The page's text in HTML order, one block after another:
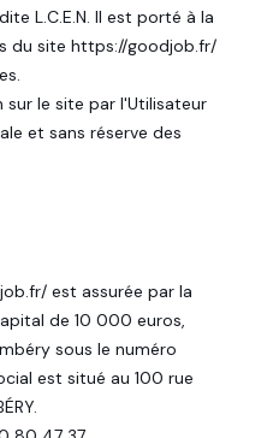
L.C.E.N. Il est porté à la
du site https://goodjob.fr/
sur le site par l'Utilisateur
et sans réserve des
est assurée par la
de 10 000 euros,
sous le numéro
est situé au 100 rue